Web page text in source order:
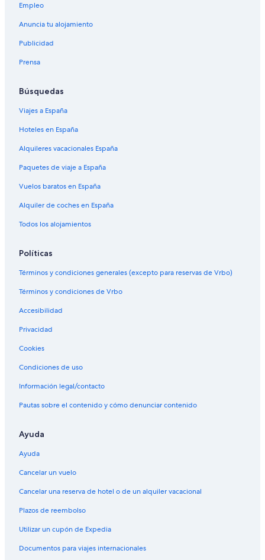
Empleo
Anuncia tu alojamiento
Publicidad
Prensa
Búsquedas
Viajes a España
Hoteles en España
Alquileres vacacionales España
Paquetes de viaje a España
Vuelos baratos en España
Alquiler de coches en España
Todos los alojamientos
Políticas
Términos y condiciones generales (excepto para reservas de Vrbo)
Términos y condiciones de Vrbo
Accesibilidad
Privacidad
Cookies
Condiciones de uso
Información legal/contacto
Pautas sobre el contenido y cómo denunciar contenido
Ayuda
Ayuda
Cancelar un vuelo
Cancelar una reserva de hotel o de un alquiler vacacional
Plazos de reembolso
Utilizar un cupón de Expedia
Documentos para viajes internacionales